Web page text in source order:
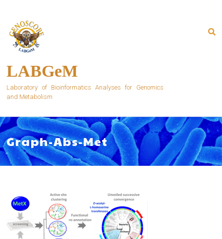
content
LABGeM
Laboratory of Bioinformatics Analyses for Genomics
and Metabolism
Graph-Abs-Met